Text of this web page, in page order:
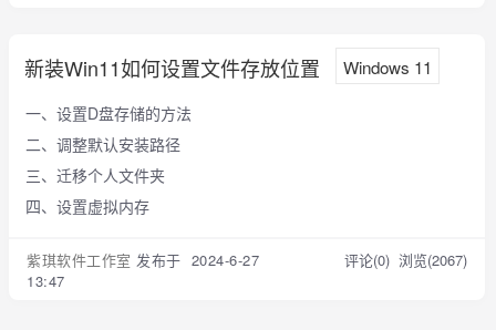
新装Win11如何设置文件存放位置 Windows 11
一、设置D盘存储的方法
二、调整默认安装路径
三、迁移个人文件夹
四、设置虚拟内存
紫琪软件工作室 发布于 2024-6-27
13:47
评论(0) 浏览(2067)